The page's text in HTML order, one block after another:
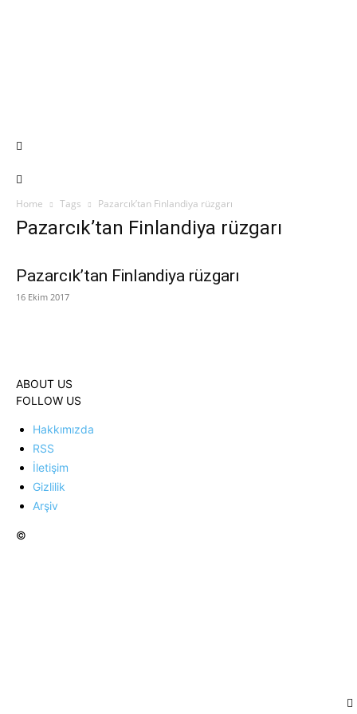
Home Tags Pazarcık’tan Finlandiya rüzgarı
Pazarcık’tan Finlandiya rüzgarı
Pazarcık’tan Finlandiya rüzgarı
16 Ekim 2017
ABOUT US
FOLLOW US
Hakkımızda
RSS
İletişim
Gizlilik
Arşiv
©